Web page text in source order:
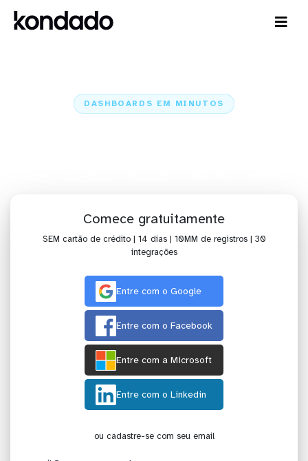
DASHBOARDS EM MINUTOS
Comece gratuitamente
SEM cartão de crédito | 14 dias | 10MM de registros | 30
integrações
Entre com o Google
Entre com o Facebook
Entre com a Microsoft
Entre com o Linkedin
ou cadastre-se com seu email